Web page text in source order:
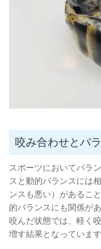
咬み合わせとバ
スポーツにおいてバラ
スと動的バランスには
ンスも悪い）があるこ
的バランスにも関係が
咬んだ状態では、軽く
増す結果となっています